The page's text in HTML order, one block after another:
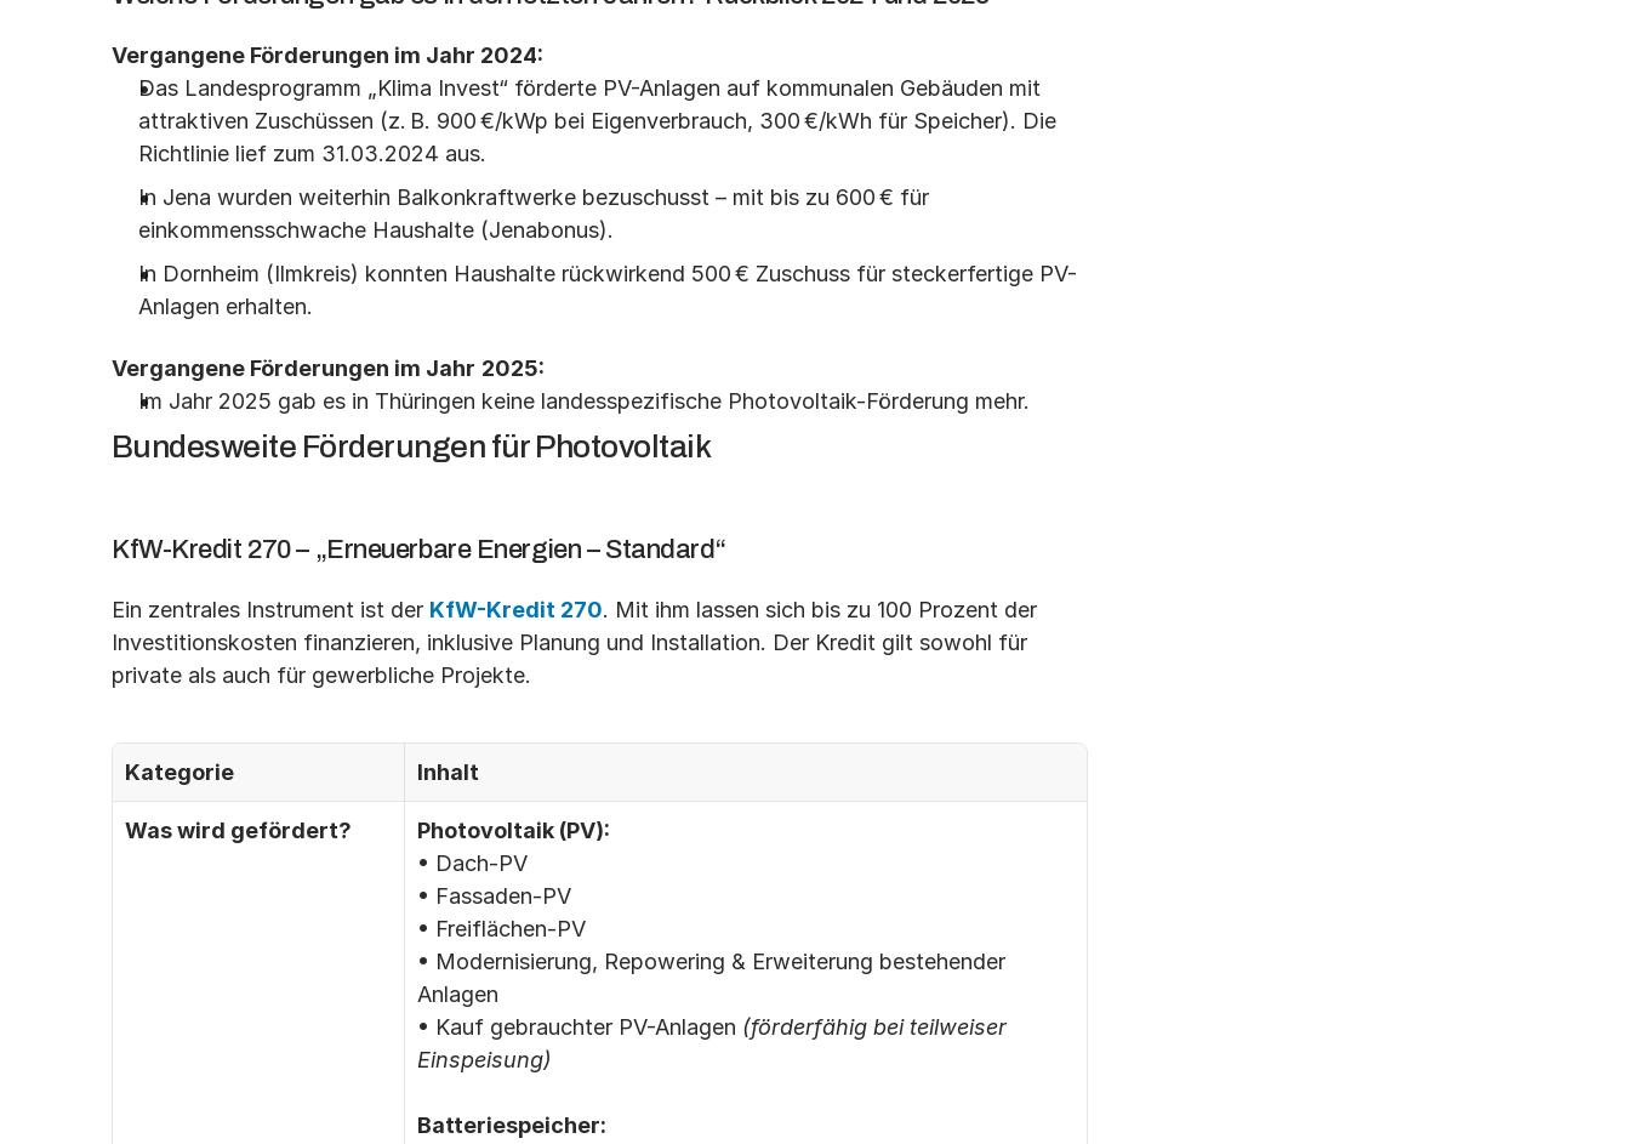
Vergangene Förderungen im Jahr 2024:
Das Landesprogramm „Klima Invest“ förderte PV-Anlagen auf kommunalen Gebäuden mit
attraktiven Zuschüssen (z. B. 900 €/kWp bei Eigenverbrauch, 300 €/kWh für Speicher). Die
Richtlinie lief zum 31.03.2024 aus.
In Jena wurden weiterhin Balkonkraftwerke bezuschusst – mit bis zu 600 € für
einkommensschwache Haushalte (Jenabonus).
In Dornheim (Ilmkreis) konnten Haushalte rückwirkend 500 € Zuschuss für steckerfertige PV-
Anlagen erhalten.
Vergangene Förderungen im Jahr 2025:
Im Jahr 2025 gab es in Thüringen keine landesspezifische Photovoltaik-Förderung mehr.
Bundesweite Förderungen für Photovoltaik
KfW-Kredit 270 – „Erneuerbare Energien – Standard“
Ein zentrales Instrument ist der KfW-Kredit 270. Mit ihm lassen sich bis zu 100 Prozent der
Investitionskosten finanzieren, inklusive Planung und Installation. Der Kredit gilt sowohl für
private als auch für gewerbliche Projekte.
Kategorie Inhalt
Was wird gefördert?
Photovoltaik (PV):
• Dach-PV
• Fassaden-PV
• Freiflächen-PV
• Modernisierung, Repowering & Erweiterung bestehender
Anlagen
• Kauf gebrauchter PV-Anlagen (förderfähig bei teilweiser
Einspeisung)
Batteriespeicher: